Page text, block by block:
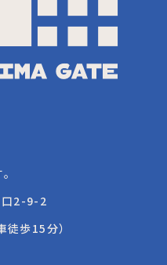
2-9-2
徒歩15分）